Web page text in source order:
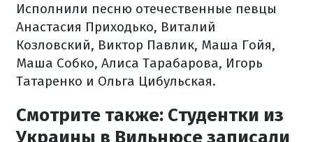
Исполнили песню отечественные певцы
Анастасия Приходько, Виталий
Козловский, Виктор Павлик, Маша Гойя,
Маша Собко, Алиса Тарабарова, Игорь
Татаренко и Ольга Цибульская.
Смотрите также: Студентки из
Украины в Вильнюсе записали